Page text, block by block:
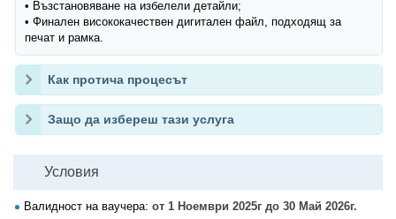
• Възстановяване на избелели детайли;
• Финален висококачествен дигитален файл, подходящ за
печат и рамка.
Как протича процесът
Защо да избереш тази услуга
Условия
Валидност на ваучера: от 1 Ноември 2025г до 30 Май 2026г.